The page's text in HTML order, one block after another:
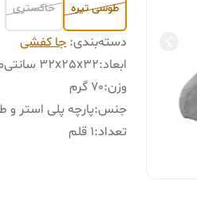
طوسی تیره خاکستری
دسته‌بندی:جا کفشی
ابعاد:32x25x32 سانتی‌متر
وزن:70 گرم
جنس:پارچه پلی استر
تعداد:1 قلم